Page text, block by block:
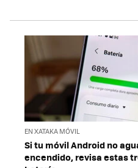
EN XATAKA MÓVIL
Si tu móvil Android no
encendido, revisa estas